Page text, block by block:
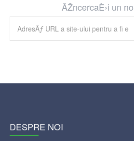
ÃŽncercaÈ›i un
DESPRE NOI